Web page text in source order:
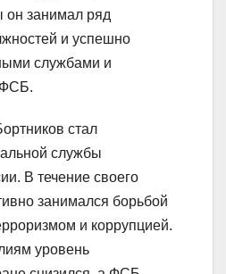
он занимал ряд
и успешно
службами и
ФСБ.
стал
службы
В течение своего
занимался борьбой
и коррупцией.
уровень